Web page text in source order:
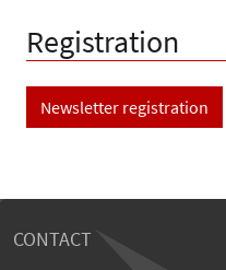
Registration
Newsletter registration
CONTACT